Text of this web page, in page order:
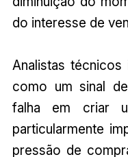
do interesse de
Analistas técnicos
como um sinal
falha em criar
particularmente
pressão de